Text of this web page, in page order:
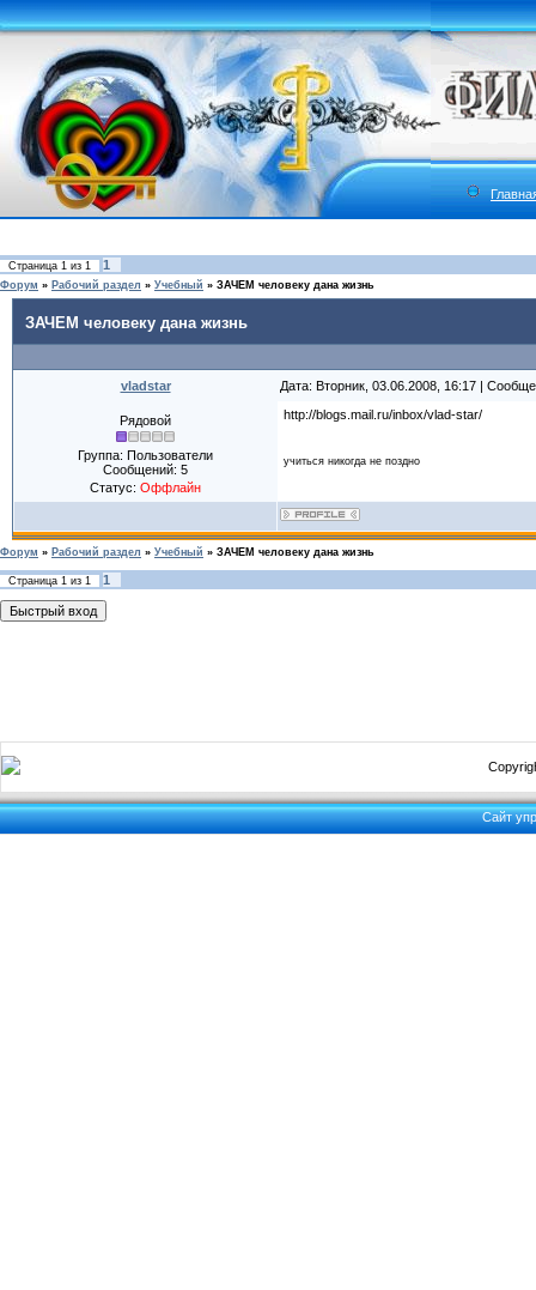
Страница 1 из 1 1
Форум » Рабочий раздел » Учебный » ЗАЧЕМ человеку дана жизнь
ЗАЧЕМ человеку дана жизнь
vladstar Дата: Вторник, 03.06.2008, 16:17 |
Рядовой
Группа: Пользователи
Сообщений: 5
Статус: Оффлайн
http://blogs.mail.ru/inbox/vlad-star/
учиться никогда не поздно
Форум » Рабочий раздел » Учебный » ЗАЧЕМ человеку дана жизнь
Страница 1 из 1 1
Сайт